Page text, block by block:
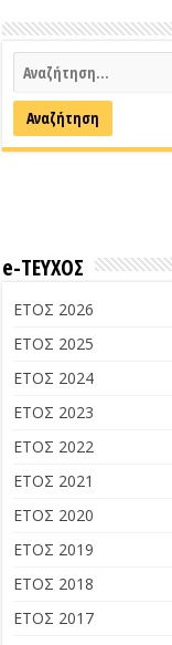
e-ΤΕΥΧΟΣ
ΕΤΟΣ 2026
ΕΤΟΣ 2025
ΕΤΟΣ 2024
ΕΤΟΣ 2023
ΕΤΟΣ 2022
ΕΤΟΣ 2021
ΕΤΟΣ 2020
ΕΤΟΣ 2019
ΕΤΟΣ 2018
ΕΤΟΣ 2017